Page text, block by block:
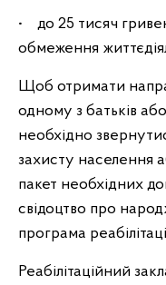
• до 25 тисяч
обмеження
Щоб отримати
одному з батьків
необхідно
захисту населення
пакет необхідних
свідоцтво про
програма
Реабілітаційний